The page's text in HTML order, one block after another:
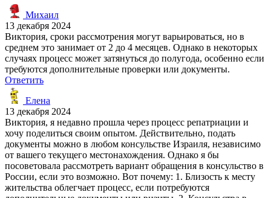
Михаил
13 декабря 2024
Виктория, сроки рассмотрения могут варьироваться, но в
среднем это занимает от 2 до 4 месяцев. Однако в некоторых
случаях процесс может затянуться до полугода, особенно если
требуются дополнительные проверки или документы.
Ответить
Елена
13 декабря 2024
Виктория, я недавно прошла через процесс репатриации и
хочу поделиться своим опытом. Действительно, подать
документы можно в любом консульстве Израиля, независимо
от вашего текущего местонахождения. Однако я бы
посоветовала рассмотреть вариант обращения в консульство в
России, если это возможно. Вот почему: 1. Близость к месту
жительства облегчает процесс, если потребуются